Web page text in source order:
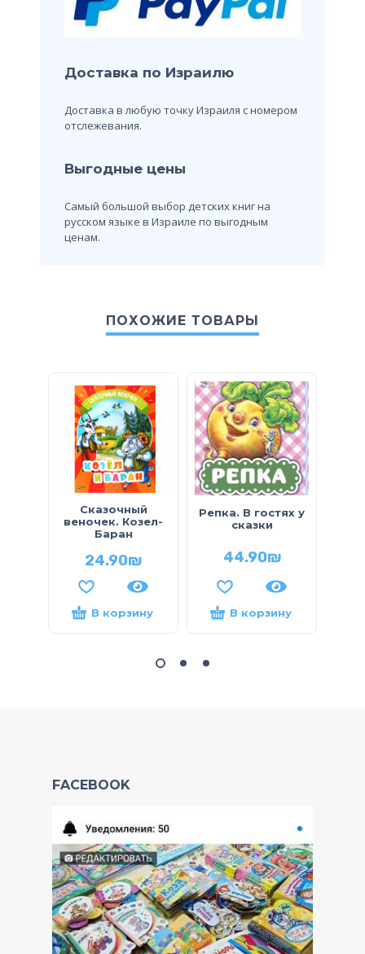
Доставка по Израилю
Доставка в любую точку Израиля с номером
отслежевания.
Выгодные цены
Самый большой выбор детских книг на
русском языке в Израиле по выгодным
ценам.
ПОХОЖИЕ ТОВАРЫ
Сказочный
веночек. Козел-
Баран
24.90₪
В корзину
Репка. В гостях у
сказки
44.90₪
В корзину
FACEBOOK